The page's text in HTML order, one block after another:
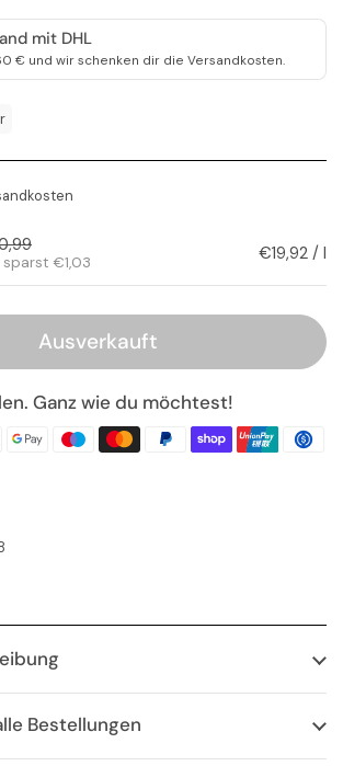
mit DHL
€ und wir schenken dir die Versandkosten.
Preis
Preis
sparst €1,03 Stückpreis
€19,92 / l
Ausverkauft
Ganz wie du möchtest!
Bestellungen